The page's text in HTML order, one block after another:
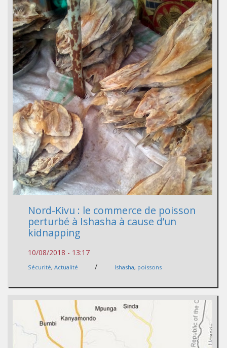
Nord-Kivu : le commerce de poisson
perturbé à Ishasha à cause d’un
kidnapping
10/08/2018 - 13:17
Sécurité, Actualité / Ishasha, poissons